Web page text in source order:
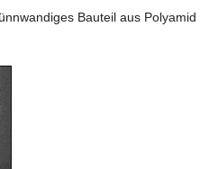
Bauteil aus Polyamid